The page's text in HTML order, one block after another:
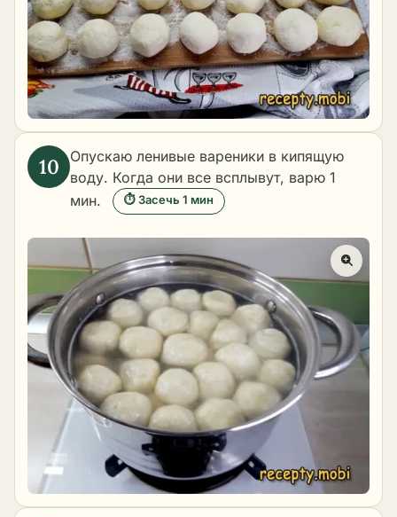
Опускаю ленивые вареники в кипящую
воду. Когда они все всплывут, варю 1
мин.
⏱ Засечь 1 мин